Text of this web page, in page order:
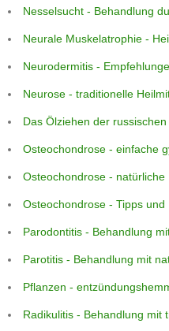
Nesselsucht - Behandlung
Neurale Muskelatrophie -
Neurodermitis -
Neurose - traditionelle
Das Ölziehen der russischen
Osteochondrose - einfache
Osteochondrose -
Osteochondrose - Tipps
Parodontitis - Behandlung
Parotitis - Behandlung mit
Pflanzen -
Radikulitis - Behandlung mit